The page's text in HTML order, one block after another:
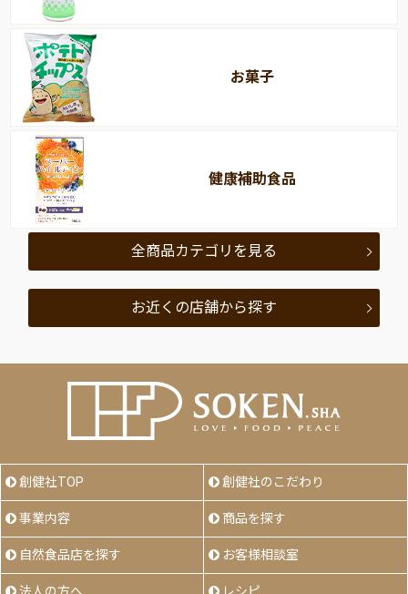
お菓子
健康補助食品
全商品カテゴリを見る
お近くの店舗から探す
創健社TOP 創健社のこだわり
事業内容 商品を探す
自然食品店を探す お客様相談室
法人の方へ レシピ